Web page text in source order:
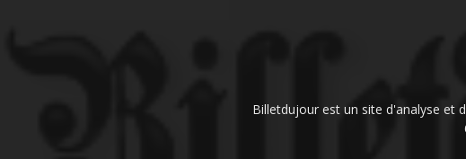
Billetdujour est un site d'analyse et